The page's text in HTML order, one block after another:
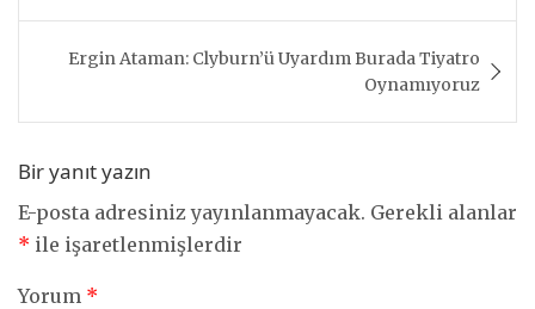
Ergin Ataman: Clyburn’ü Uyardım Burada Tiyatro
Oynamıyoruz
Bir yanıt yazın
E-posta adresiniz yayınlanmayacak. Gerekli alanlar
* ile işaretlenmişlerdir
Yorum *